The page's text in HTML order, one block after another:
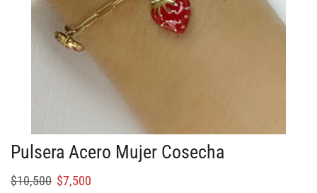
Pulsera Acero Mujer Cosecha
$10,500 $7,500